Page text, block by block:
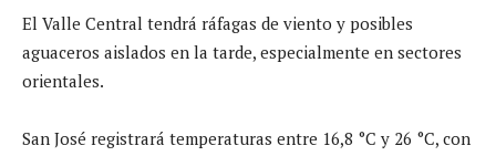
El Valle Central tendrá ráfagas de viento y posibles
aguaceros aislados en la tarde, especialmente en sectores
orientales.
San José registrará temperaturas entre 16,8 °C y 26 °C, con